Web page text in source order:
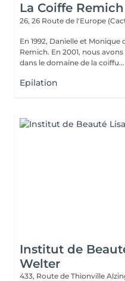
La Coiffe Remich
26, 26 Route de l'Europe
En 1992, Danielle et
Remich. En 2001, nous avons rejoint le 1er groupement mondial
dans le domaine de la coiffu...
Epilation
Institut de
Welter
433, Route de Thionville